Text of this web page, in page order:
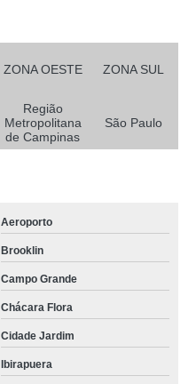
ZONA OESTE ZONA SUL
Região
Metropolitana
de Campinas
São Paulo
Aeroporto
Brooklin
Campo Grande
Chácara Flora
Cidade Jardim
Ibirapuera